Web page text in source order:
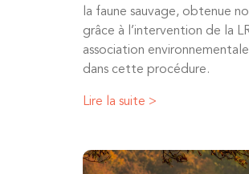
la faune sauvage, obtenue
grâce à l’intervention de la
association
dans cette procédure.
Lire la suite >